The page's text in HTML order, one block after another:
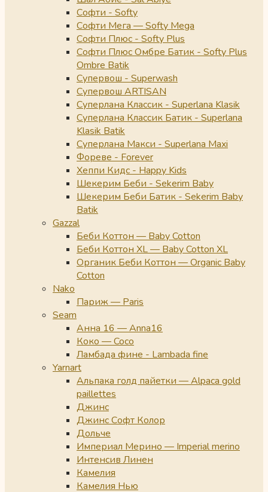
Софти - Softy
Софти Мега — Softy Mega
Софти Плюс - Softy Plus
Софти Плюс Омбре Батик - Softy Plus
Ombre Batik
Супервош - Superwash
Супервош ARTISAN
Суперлана Классик - Superlana Klasik
Суперлана Классик Батик - Superlana
Klasik Batik
Суперлана Макси - Superlana Maxi
Фореве - Forever
Хеппи Кидс - Happy Kids
Шекерим Беби - Sekerim Baby
Шекерим Беби Батик - Sekerim Baby
Batik
Gazzal
Беби Коттон — Baby Cotton
Беби Коттон XL — Baby Cotton XL
Органик Беби Коттон — Organic Baby
Cotton
Nako
Париж — Paris
Seam
Анна 16 — Anna16
Коко — Coco
Ламбада фине - Lambada fine
Yarnart
Альпака голд пайетки — Alpaca gold
paillettes
Джинс
Джинс Софт Колор
Дольче
Империал Мерино — Imperial merino
Интенсив Линен
Камелия
Камелия Нью